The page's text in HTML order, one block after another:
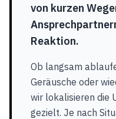
von kurzen
Reaktion.
Ob langsam
Geräusche oder
wir lokalisieren die
gezielt. Je nach